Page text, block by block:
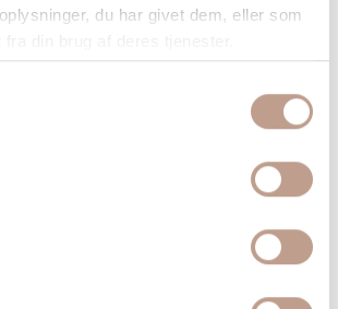
du har givet dem, eller som
eller værelse